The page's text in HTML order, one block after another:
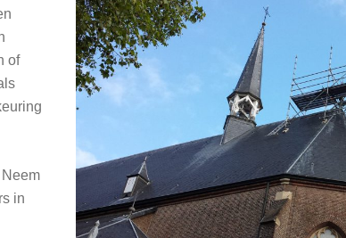
of
in